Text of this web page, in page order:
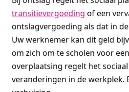
transitievergoeding of een
ontslagvergoeding als dat in
Uw werknemer kan dit geld
om zich om te scholen voor
overplaatsing regelt het
veranderingen in de werkplek.